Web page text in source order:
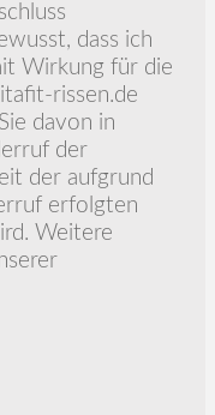
dass ich
Wirkung für die
rissen.de
davon in
der
der aufgrund
erfolgten
Weitere